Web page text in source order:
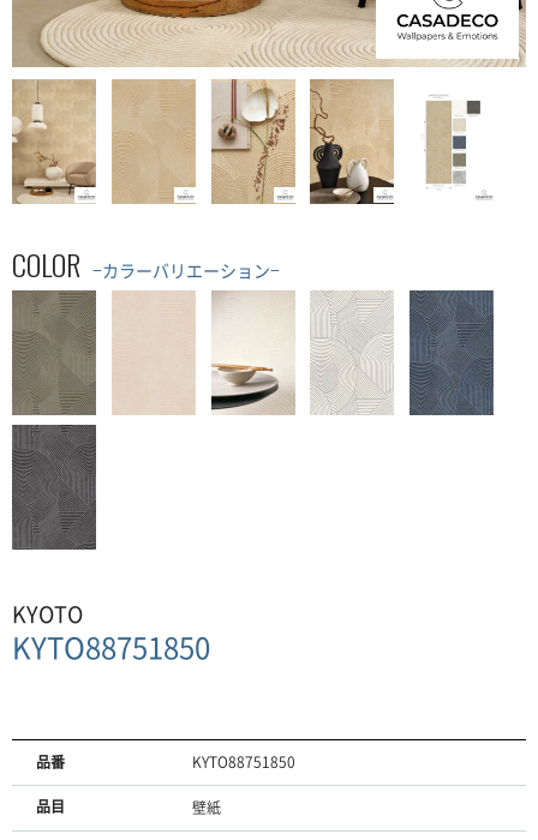
COLOR −カラーバリエーション−
KYOTO
KYTO88751850
品番 KYTO88751850
品目 壁紙